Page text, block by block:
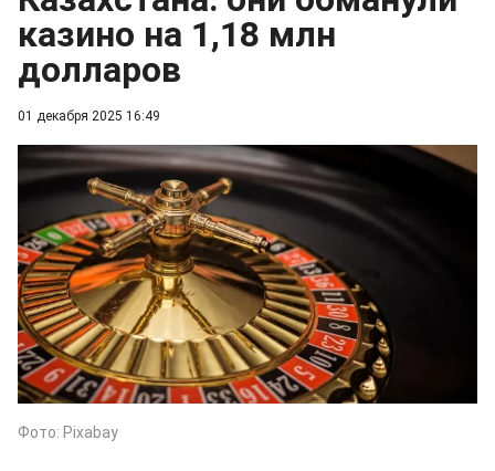
01 декабря 2025 16:49
казино на 1,18 млн
долларов
Фото: Pixabay